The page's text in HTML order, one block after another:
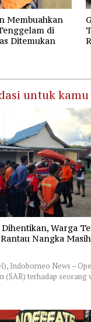
Membuahkan
di
Ditemukan
untuk kamu
Dihentikan, Warga
Nangka
Indoborneo News –
(SAR) terhadap seorang